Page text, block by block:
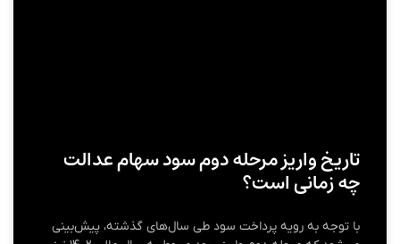
تاریخ واریز مرحله دوم سود سهام عدالت
چه زمانی است؟
با توجه به رویه پرداخت سود طی سال‌های گذشته، پیش‌بینی